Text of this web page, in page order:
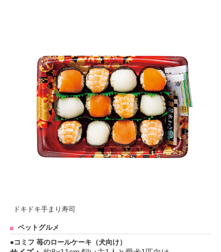
ドキドキ手まり寿司
ペットグルメ
コミフ 苺のロールケーキ（犬向け）